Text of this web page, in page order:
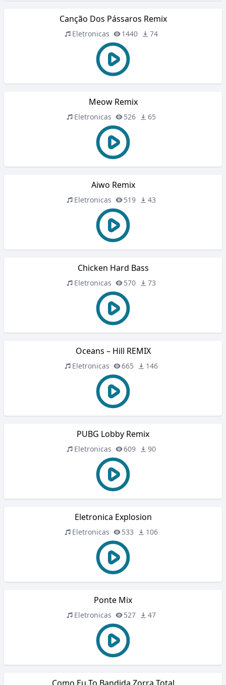
Canção Dos Pássaros Remix
Eletronicas 1440 74
Meow Remix
Eletronicas 526 65
Aiwo Remix
Eletronicas 519 43
Chicken Hard Bass
Eletronicas 570 73
Oceans – Hill REMIX
Eletronicas 665 146
PUBG Lobby Remix
Eletronicas 609 90
Eletronica Explosion
Eletronicas 533 106
Ponte Mix
Eletronicas 527 47